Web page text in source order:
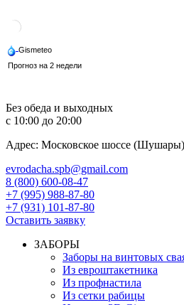
Без обеда и выходных
с 10:00 до 20:00
Адрес: Московское шоссе
evrodacha.spb@gmail.com
8 (800) 600-08-47
+7 (995) 988-87-80
+7 (931) 101-87-80
Оставить заявку
ЗАБОРЫ
Заборы на винтовых
Из евроштакетника
Из профнастила
Из сетки рабицы